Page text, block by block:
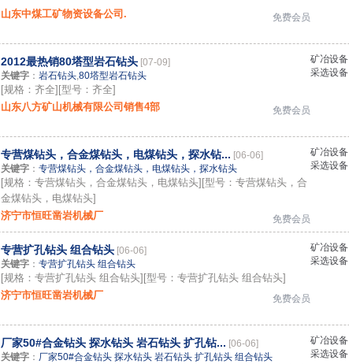
山东中煤工矿物资设备公司. 免费会员
2012最热销80塔型岩石钻头 [07-09]
关键字 ： 岩石钻头,80塔型岩石钻头
[规格：齐全][型号：齐全]
山东八方矿山机械有限公司销售4部
免费会员
矿冶设备
采选设备
专营煤钻头，合金煤钻头，电煤钻头，探水钻... [06-06]
关键字 ： 专营煤钻头，合金煤钻头，电煤钻头，探水钻头
[规格：专营煤钻头，合金煤钻头，电煤钻头][型号：专营煤钻头，合
金煤钻头，电煤钻头]
济宁市恒旺凿岩机械厂
免费会员
矿冶设备
采选设备
专营扩孔钻头 组合钻头 [06-06]
关键字 ： 专营扩孔钻头 组合钻头
[规格：专营扩孔钻头 组合钻头][型号：专营扩孔钻头 组合钻头]
济宁市恒旺凿岩机械厂
免费会员
矿冶设备
采选设备
厂家50#合金钻头 探水钻头 岩石钻头 扩孔钻... [06-06]
关键字 ： 厂家50#合金钻头 探水钻头 岩石钻头 扩孔钻头 组合钻头
矿冶设备
采选设备